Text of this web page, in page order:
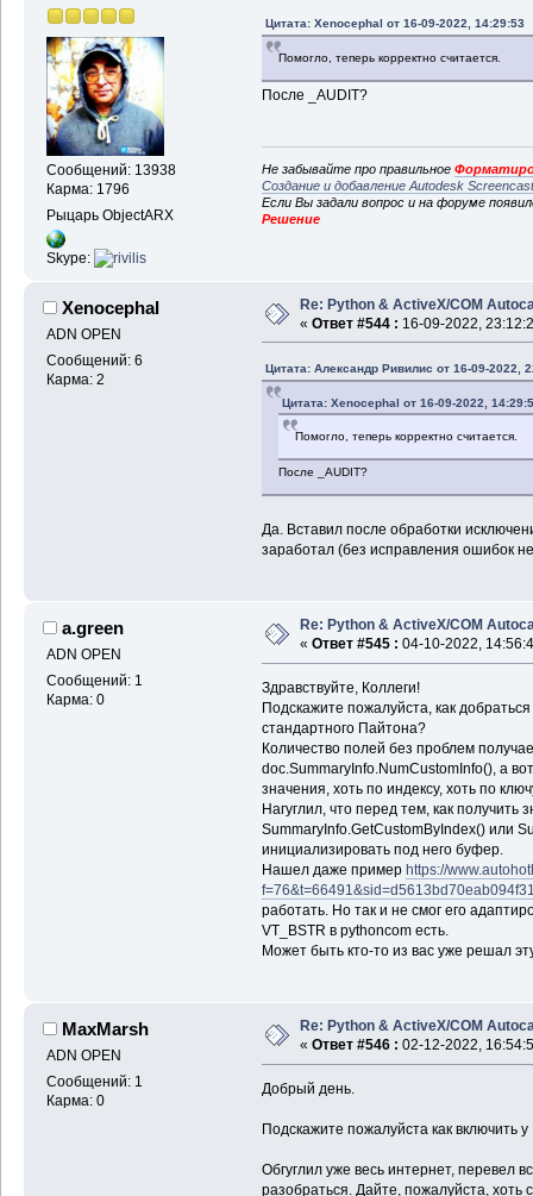
Сообщений: 13938
Карма: 1796
Рыцарь ObjectARX
Skype:
Цитата: Xenocephal от 16-09-2022, 14:29:53
Помогло, теперь корректно считается.
После _AUDIT?
Не забывайте про правильное
Создание и добавление Autodesk
Если Вы задали вопрос и на форуме
Решение
Xenocephal
ADN OPEN
Сообщений: 6
Карма: 2
Re: Python & ActiveX/COM
« Ответ #544 : 16-09-2022,
Цитата: Александр Ривилис от 16-09-2022,
Цитата: Xenocephal от 16-09-2022,
Помогло, теперь корректно считается.
После _AUDIT?
Да. Вставил после обработки
заработал (без исправления ошибок
a.green
ADN OPEN
Сообщений: 1
Карма: 0
Re: Python & ActiveX/COM
« Ответ #545 : 04-10-2022,
Здравствуйте, Коллеги!
Подскажите пожалуйста, как
стандартного Пайтона?
Количество полей без проблем
doc.SummaryInfo.NumCustomInfo(), а
значения, хоть по индексу, хоть по
Нагуглил, что перед тем, как получить
SummaryInfo.GetCustomByIndex() или
инициализировать под него буфер.
Нашел даже пример https://
работать. Но так и не смог его
VT_BSTR в pythoncom есть.
Может быть кто-то из вас уже решал
MaxMarsh
ADN OPEN
Сообщений: 1
Карма: 0
Re: Python & ActiveX/COM
« Ответ #546 : 02-12-2022,
Добрый день.
Подскажите пожалуйста как включить
Обгуглил уже весь интернет, перевел
разобраться. Дайте, пожалуйста, хоть